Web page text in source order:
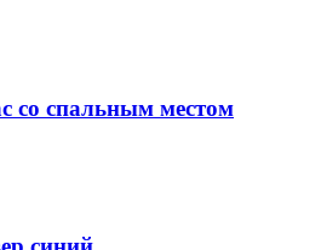
со спальным местом